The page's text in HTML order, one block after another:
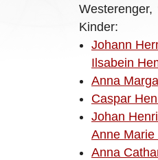
Westerenger,
Kinder:
Johann
Ilsabein
Anna
Caspar
Johan
Anne
Anna